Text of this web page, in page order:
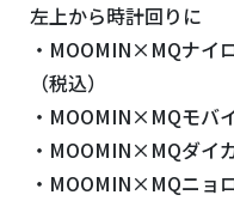
左上から時計回りに
・MOOMIN×MQナイ
（税込）
・MOOMIN×MQモバ
・MOOMIN×MQダイ
・MOOMIN×MQニョ